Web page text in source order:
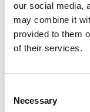
our social media,
may combine it
provided to them
of their services.
Selection
Necessary
Brian
Sælger
Carsten